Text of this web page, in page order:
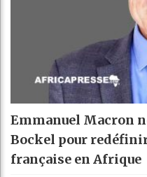
Emmanuel Macron
Bockel pour
française en Afrique